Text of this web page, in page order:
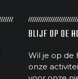
BLIJF OP DE
Wil je op de
onze